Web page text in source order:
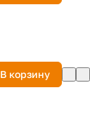
В корзину